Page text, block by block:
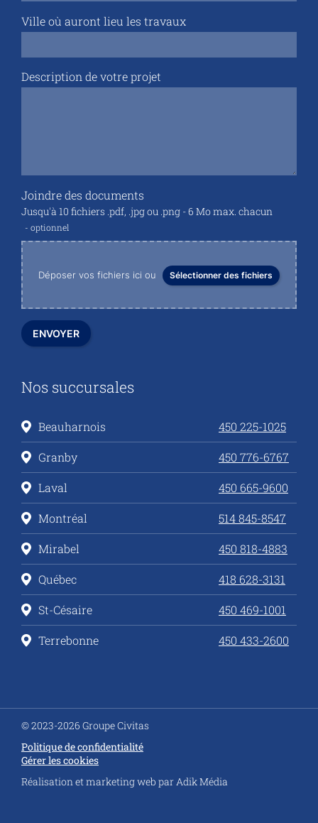
Ville où auront lieu les travaux
Description de votre projet
Joindre des documents
Jusqu'à 10 fichiers .pdf, .jpg ou .png - 6 Mo max. chacun
optionnel
Déposer vos fichiers ici ou Sélectionner des fichiers
ENVOYER
Nos succursales
Beauharnois 450 225-1025
Granby 450 776-6767
Laval 450 665-9600
Montréal 514 845-8547
Mirabel 450 818-4883
Québec 418 628-3131
St-Césaire 450 469-1001
Terrebonne 450 433-2600
© 2023-2026 Groupe Civitas
Politique de confidentialité
Gérer les cookies
Réalisation et marketing web parAdik Média